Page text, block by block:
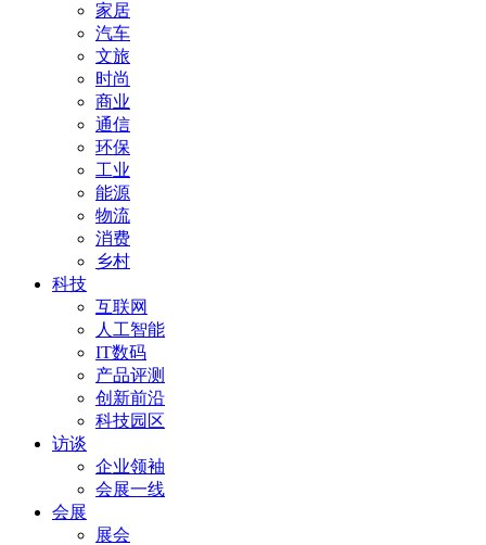
家居
汽车
文旅
时尚
商业
通信
环保
工业
能源
物流
消费
乡村
科技
互联网
人工智能
IT数码
产品评测
创新前沿
科技园区
访谈
企业领袖
会展一线
会展
展会